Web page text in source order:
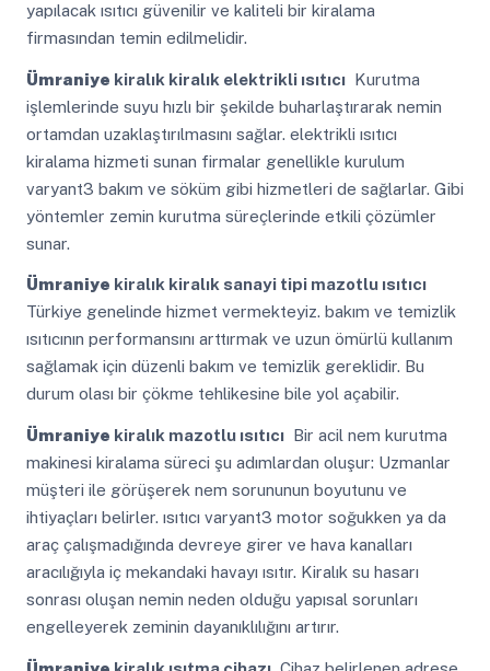
yapılacak ısıtıcı güvenilir ve kaliteli bir kiralama
firmasından temin edilmelidir.
Ümraniye kiralık kiralık elektrikli ısıtıcıKurutma
işlemlerinde suyu hızlı bir şekilde buharlaştırarak nemin
ortamdan uzaklaştırılmasını sağlar. elektrikli ısıtıcı
kiralama hizmeti sunan firmalar genellikle kurulum
varyant3 bakım ve söküm gibi hizmetleri de sağlarlar. Gibi
yöntemler zemin kurutma süreçlerinde etkili çözümler
sunar.
Ümraniye kiralık kiralık sanayi tipi mazotlu ısıtıcı
Türkiye genelinde hizmet vermekteyiz. bakım ve temizlik
ısıtıcının performansını arttırmak ve uzun ömürlü kullanım
sağlamak için düzenli bakım ve temizlik gereklidir. Bu
durum olası bir çökme tehlikesine bile yol açabilir.
Ümraniye kiralık mazotlu ısıtıcıBir acil nem kurutma
makinesi kiralama süreci şu adımlardan oluşur: Uzmanlar
müşteri ile görüşerek nem sorununun boyutunu ve
ihtiyaçları belirler. ısıtıcı varyant3 motor soğukken ya da
araç çalışmadığında devreye girer ve hava kanalları
aracılığıyla iç mekandaki havayı ısıtır. Kiralık su hasarı
sonrası oluşan nemin neden olduğu yapısal sorunları
engelleyerek zeminin dayanıklılığını artırır.